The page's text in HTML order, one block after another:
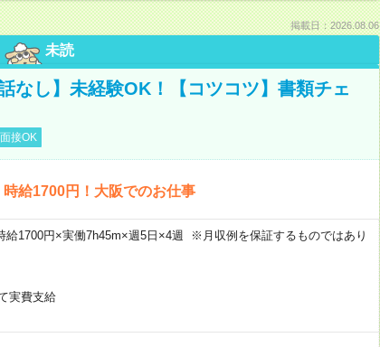
掲載日：2026.08.06
未読
なし】未経験OK！【コツコツ】書類チェ
接OK
給1700円！大阪でのお仕事
1700円×実働7h45m×週5日×4週 ※月収例を保証するものではあり
実費支給